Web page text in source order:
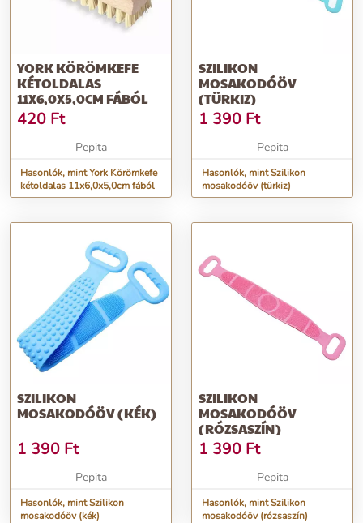
YORK KÖRÖMKEFE
KÉTOLDALAS
11X6,0X5,0CM FÁBÓL
420 Ft
Pepita
Hasonlók, mint York Körömkefe
kétoldalas 11x6,0x5,0cm fából
SZILIKON
MOSAKODÓÖV
(TÜRKIZ)
1 390 Ft
Pepita
Hasonlók, mint Szilikon
mosakodóöv (türkiz)
SZILIKON
MOSAKODÓÖV (KÉK)
1 390 Ft
Pepita
Hasonlók, mint Szilikon
mosakodóöv (kék)
SZILIKON
MOSAKODÓÖV
(RÓZSASZÍN)
1 390 Ft
Pepita
Hasonlók, mint Szilikon
mosakodóöv (rózsaszín)